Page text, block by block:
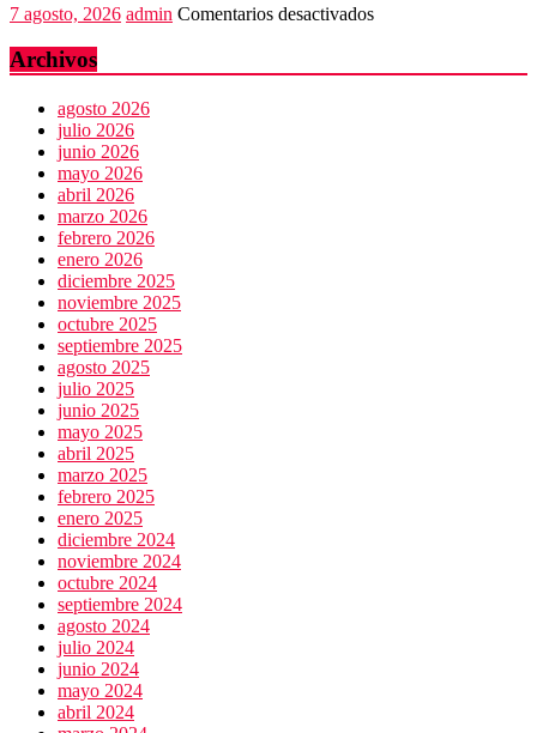
7 agosto, 2026 admin Comentarios desactivadosen
Museo
Archivos
agosto 2026
julio 2026
junio 2026
mayo 2026
abril 2026
marzo 2026
febrero 2026
enero 2026
diciembre 2025
noviembre 2025
octubre 2025
septiembre 2025
agosto 2025
julio 2025
junio 2025
mayo 2025
abril 2025
marzo 2025
febrero 2025
enero 2025
diciembre 2024
noviembre 2024
octubre 2024
septiembre 2024
agosto 2024
julio 2024
junio 2024
mayo 2024
abril 2024